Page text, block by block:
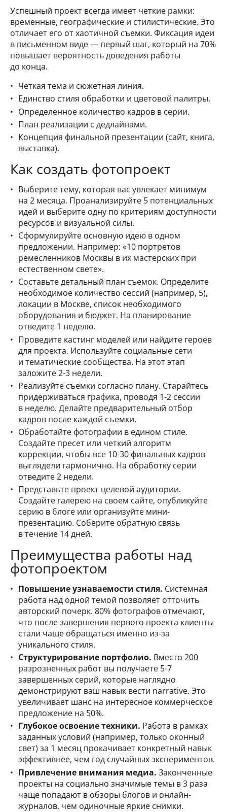
Успешный проект всегда имеет четкие рамки:
временные, географические и стилистические. Это
отличает его от хаотичной съемки. Фиксация идеи
в письменном виде — первый шаг, который на 70%
повышает вероятность доведения работы
до конца.
Четкая тема и сюжетная линия.
Единство стиля обработки и цветовой палитры.
Определенное количество кадров в серии.
План реализации с дедлайнами.
Концепция финальной презентации (сайт, книга,
выставка).
Как создать фотопроект
Выберите тему, которая вас увлекает минимум
на 2 месяца. Проанализируйте 5 потенциальных
идей и выберите одну по критериям доступности
ресурсов и визуальной силы.
Сформулируйте основную идею в одном
предложении. Например: «10 портретов
ремесленников Москвы в их мастерских при
естественном свете».
Составьте детальный план съемок. Определите
необходимое количество сессий (например, 5),
локации в Москве, список необходимого
оборудования и бюджет. На планирование
отведите 1 неделю.
Проведите кастинг моделей или найдите героев
для проекта. Используйте социальные сети
и тематические сообщества. На этот этап
заложите 2-3 недели.
Реализуйте съемки согласно плану. Старайтесь
придерживаться графика, проводя 1-2 сессии
в неделю. Делайте предварительный отбор
кадров после каждой съемки.
Обработайте фотографии в едином стиле.
Создайте пресет или четкий алгоритм
коррекции, чтобы все 10-30 финальных кадров
выглядели гармонично. На обработку серии
отведите 2 недели.
Представьте проект целевой аудитории.
Создайте галерею на своем сайте, опубликуйте
серию в блоге или организуйте мини-
презентацию. Соберите обратную связь
в течение 14 дней.
Преимущества работы над
фотопроектом
Повышение узнаваемости стиля. Системная
работа над одной темой позволяет отточить
авторский почерк. 80% фотографов отмечают,
что после завершения первого проекта клиенты
стали чаще обращаться именно из-за
уникального стиля.
Структурирование портфолио. Вместо 200
разрозненных работ вы получаете 5-7
завершенных серий, которые наглядно
демонстрируют ваш навык вести narrative. Это
увеличивает шанс на интересное коммерческое
предложение на 50%.
Глубокое освоение техники. Работа в рамках
заданных условий (например, только оконный
свет) за 1 месяц прокачивает конкретный навык
эффективнее, чем год случайных экспериментов.
Привлечение внимания медиа. Законченные
проекты на социально значимые темы в 3 раза
чаще попадают в обзоры блогов и онлайн-
журналов, чем одиночные яркие снимки.